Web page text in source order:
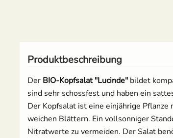
Produktbeschreibung
Der BIO-Kopfsalat "Lucinde" bildet
sind sehr schossfest und haben ein
Der Kopfsalat ist eine einjährige
weichen Blättern. Ein vollsonniger
Nitratwerte zu vermeiden. Der Salat
Tomatensamen Set